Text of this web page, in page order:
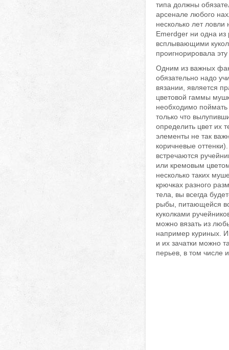
типа должны
арсенале любого
несколько лет
Emerdger ни одна
всплывающими
проигнорировала
Одним из важных
обязательно надо
вязании, является
цветовой гаммы
необходимо поймать
только что
определить цвет их
элементы не так
коричневые
встречаются
или кремовым
несколько таких
крючках разного
тела, вы всегда
рыбы, питающейся
куколками
можно вязать из
например куриных.
и их зачатки можно
перьев, в том числе